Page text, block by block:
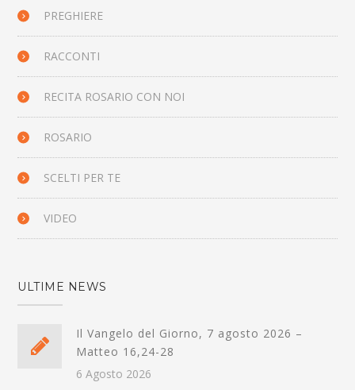
PREGHIERE
RACCONTI
RECITA ROSARIO CON NOI
ROSARIO
SCELTI PER TE
VIDEO
ULTIME NEWS
Il Vangelo del Giorno, 7 agosto 2026 –
Matteo 16,24-28
6 Agosto 2026